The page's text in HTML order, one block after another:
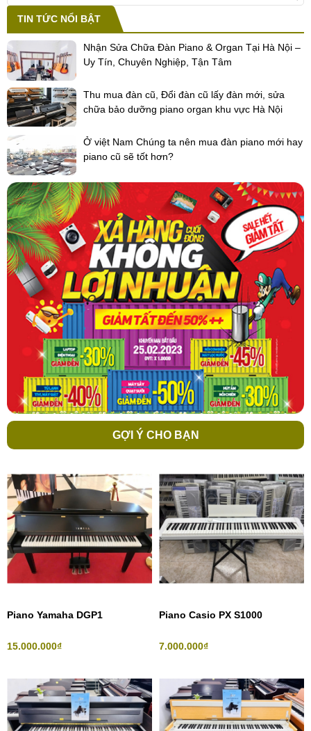
TIN TỨC NỔI BẬT
Nhận Sửa Chữa Đàn Piano & Organ Tại Hà Nội –
Uy Tín, Chuyên Nghiệp, Tận Tâm
Thu mua đàn cũ, Đổi đàn cũ lấy đàn mới, sửa
chữa bảo dưỡng piano organ khu vực Hà Nội
Ở việt Nam Chúng ta nên mua đàn piano mới hay
piano cũ sẽ tốt hơn?
GỢI Ý CHO BẠN
Piano Yamaha DGP1
15.000.000₫
Piano Casio PX S1000
7.000.000₫